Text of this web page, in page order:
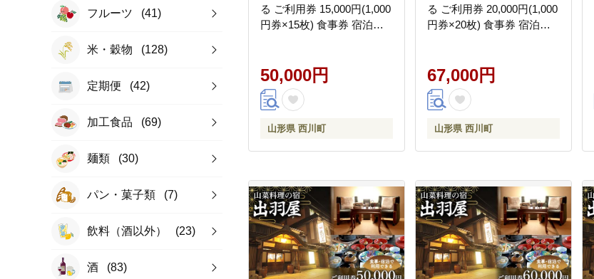
フルーツ (41)
米・穀物 (128)
定期便 (42)
加工食品 (69)
麺類 (30)
パン・菓子類 (7)
飲料（酒以外） (23)
酒 (83)
る ご利用券 15,000円(1,000
円券×15枚) 食事券 宿泊券
光 温泉 ホテル 旅館 山菜 料
理 食事 山形県 西川町 月山
50,000円
山形県 西川町
る ご利用券 20,000円(1,000
円券×20枚) 食事券 宿泊券
光 温泉 ホテル 旅館 山菜 料
理 食事 山形県 西川町 月山
67,000円
山形県 西川町